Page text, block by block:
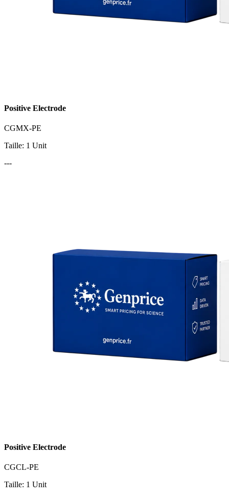
Positive Electrode
CGMX-PE
Taille: 1 Unit
---
Positive Electrode
CGCL-PE
Taille: 1 Unit